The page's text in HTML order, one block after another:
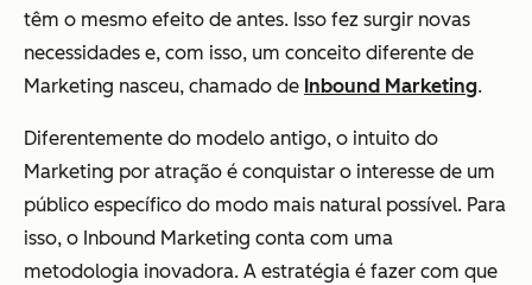
têm o mesmo efeito de antes. Isso fez surgir novas
necessidades e, com isso, um conceito diferente de
Marketing nasceu, chamado de Inbound Marketing.
Diferentemente do modelo antigo, o intuito do
Marketing por atração é conquistar o interesse de um
público específico do modo mais natural possível. Para
isso, o Inbound Marketing conta com uma
metodologia inovadora. A estratégia é fazer com que